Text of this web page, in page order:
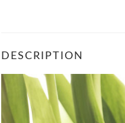
DESCRIPTION